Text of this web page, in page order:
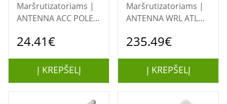
Maršrutizatoriams |
ANTENNA ACC POLE
SOLIDMOUNT
24.41€
Į KREPŠELĮ
Maršrutizatoriams |
ANTENNA WRL ATL
KIT/ATLGM&EG18-EA
235.49€
Į KREPŠELĮ